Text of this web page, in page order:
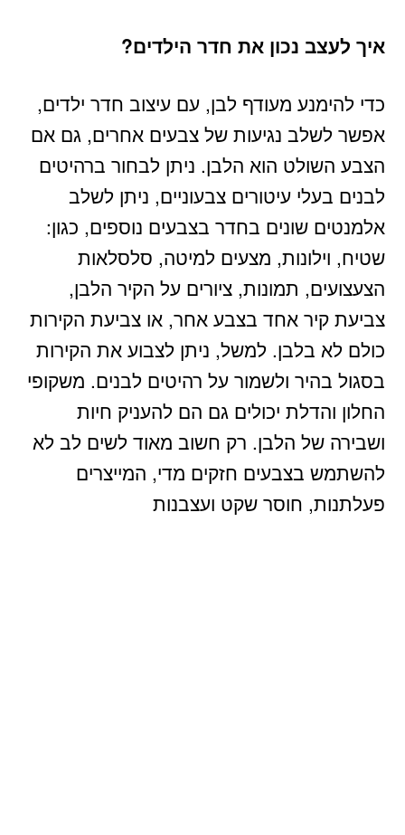
איך לעצב נכון את חדר הילדים?
כדי להימנע מעודף לבן, עם עיצוב חדר ילדים,
אפשר לשלב נגיעות של צבעים אחרים, גם אם
הצבע השולט הוא הלבן. ניתן לבחור ברהיטים
לבנים בעלי עיטורים צבעוניים, ניתן לשלב
אלמנטים שונים בחדר בצבעים נוספים, כגון:
שטיח, וילונות, מצעים למיטה, סלסלאות
הצעצועים, תמונות, ציורים על הקיר הלבן,
צביעת קיר אחד בצבע אחר, או צביעת הקירות
כולם לא בלבן. למשל, ניתן לצבוע את הקירות
בסגול בהיר ולשמור על רהיטים לבנים. משקופי
החלון והדלת יכולים גם הם להעניק חיות
ושבירה של הלבן. רק חשוב מאוד לשים לב לא
להשתמש בצבעים חזקים מדי, המייצרים
פעלתנות, חוסר שקט ועצבנות